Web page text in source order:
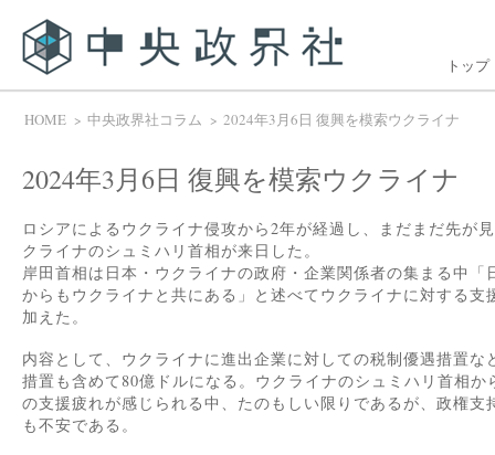
トップ
HOME 中央政界社コラム 2024年3月6日 復興を模索ウクライナ
2024年3月6日 復興を模索ウクライナ
ロシアによるウクライナ侵攻から2年が経過し、まだまだ先が
クライナのシュミハリ首相が来日した。
岸田首相は日本・ウクライナの政府・企業関係者の集まる中
からもウクライナと共にある」と述べてウクライナに対する
加えた。
内容として、ウクライナに進出企業に対しての税制優遇措置
措置も含めて80億ドルになる。ウクライナのシュミハリ首相
の支援疲れが感じられる中、たのもしい限りであるが、政権
も不安である。